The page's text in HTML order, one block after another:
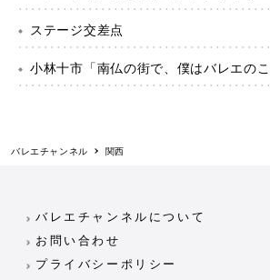
ステージ交差点
小林十市「南仏の街で、僕はバレエのこ
バレエチャンネル 関西
バレエチャンネルについて
お問い合わせ
プライバシーポリシー